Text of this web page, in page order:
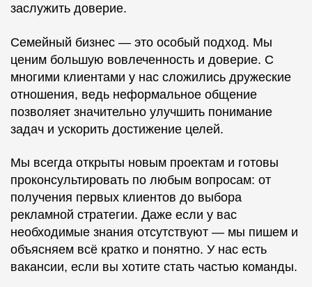
заслужить доверие.
Семейный бизнес — это особый подход. Мы
ценим большую вовлеченность и доверие. С
многими клиентами у нас сложились дружеские
отношения, ведь неформальное общение
позволяет значительно улучшить понимание
задач и ускорить достижение целей.
Мы всегда открыты новым проектам и готовы
проконсультировать по любым вопросам: от
получения первых клиентов до выбора
рекламной стратегии. Даже если у вас
необходимые знания отсутствуют — мы пишем и
объясняем всё кратко и понятно. У нас есть
вакансии, если вы хотите стать частью команды.